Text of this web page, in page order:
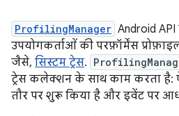
ProfilingManager Android
उपयोगकर्ताओं की परफ़ॉर्मेंस
जैसे, सिस्टम ट्रेस.
ट्रेस कलेक्शन के साथ काम करता है:
तौर पर शुरू किया है और इवेंट पर